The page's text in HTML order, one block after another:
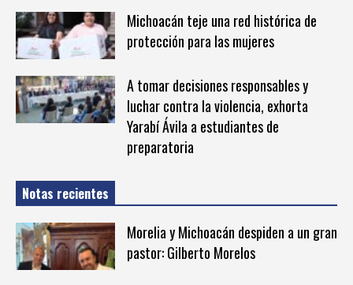
Michoacán teje una red histórica de
protección para las mujeres
A tomar decisiones responsables y
luchar contra la violencia, exhorta
Yarabí Ávila a estudiantes de
preparatoria
Notas recientes
Morelia y Michoacán despiden a un gran
pastor: Gilberto Morelos